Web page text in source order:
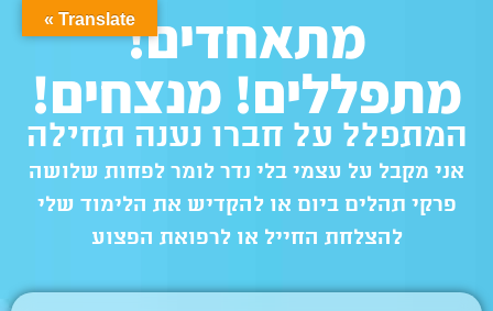
מתאחדים!
מתפללים! מנצחים!
המתפלל על חברו נענה תחילה
אני מקבל על עצמי בלי נדר לומר לפחות שלושה
פרקי תהלים ביום או להקדיש את הלימוד שלי
להצלחת החייל או לרפואת הפצוע
Translate »